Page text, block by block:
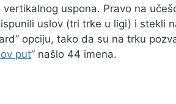
uspona. Pravo na
uslov (tri trke u ligi) i stekli
opciju, tako da su na trku
put” našlo 44 imena.